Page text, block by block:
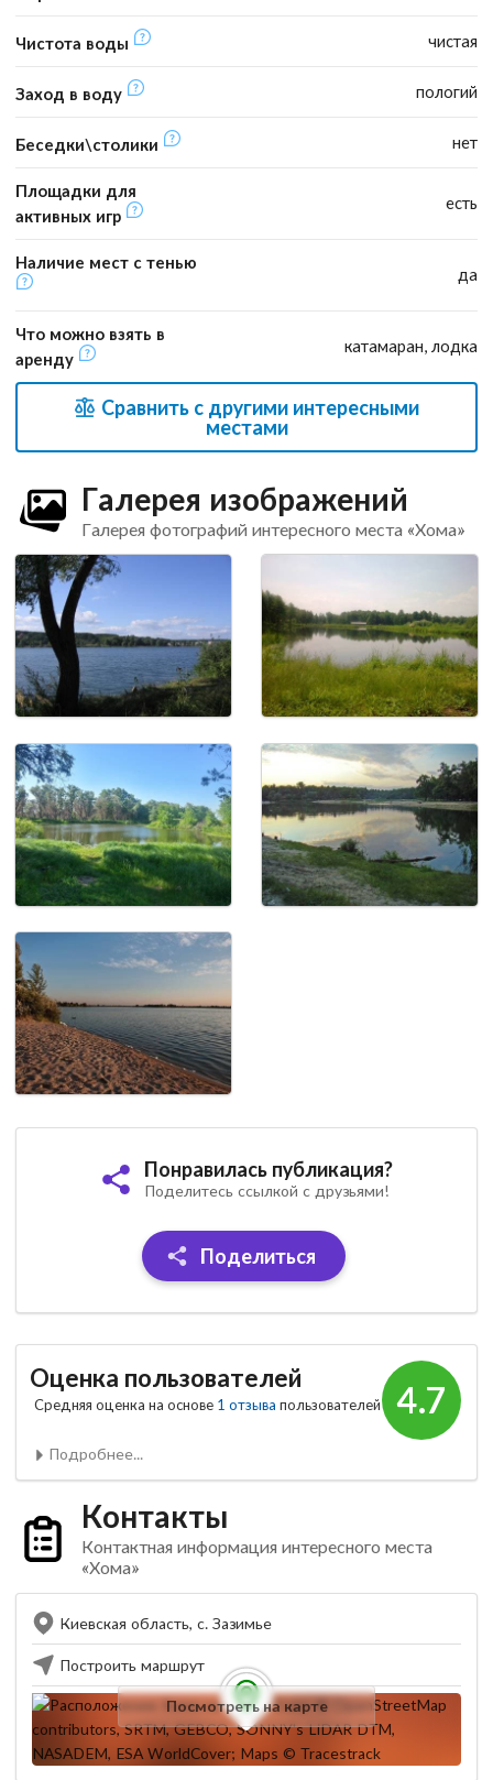
Чистота воды чистая
Заход в воду пологий
Беседки\столики нет
Площадки для
активных игр
есть
Наличие мест с тенью
да
Что можно взять в
аренду
катамаран, лодка
Сравнить с другими интересными
местами
Галерея изображений
Галерея фотографий интересного места «Хома»
Понравилась публикация?
Поделитесь ссылкой с друзьями!
Поделиться
4.7
Оценка пользователей
Средняя оценка на основе 1 отзыва пользователей
Подробнее...
Контакты
Контактная информация интересного места
«Хома»
Киевская область, с. Зазимье
Построить маршрут
Посмотреть на карте